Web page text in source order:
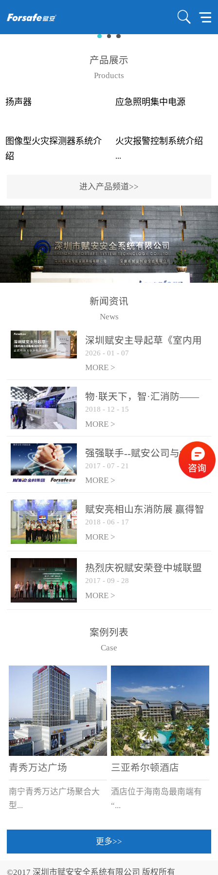
产品展示
Products
扬声器 应急照明集中电源
图像型火灾探测器系统介
绍
...
事故频发，传统的火灾探
测方法已无法满足要求。
尤其是目前众多的大型影
剧院、会议展览中心、体
育馆、大型仓库和隧道空
间等，其建筑结构特殊、
火灾隐患多。一旦发生火
传统的火灾关测器无法被
及时缺发，不能及早发现
和有效扑救火火，这不仅
力和闲难，同时也将造成
巨大的经济损失和社会影
响，基至还会造成人员伤
亡。图像型火灾探测器正
是针对这种高大空间建筑
物的消防设施、设备通过
现场图像的实时获取、预
处理和特征提取分析，实
现火焰的跟踪和识别。能
更早的进行预警，达到早
报早防的效果。 系统构
成示意图： 图像型火灾
和监控端两大部分组成。
两者之间通过以太网相
联，一台监控主机最多可
从监控主机上获取，最多
只能接6台，超过的需从现
火灾报警控制系统介绍
...
用了具有仲裁机制和冗余
校验的总线传输技术、线
路状态检测与保护技术、
后向光电感烟探测技术、
高可靠的系统抗干扰技术
等多项专利技术和专有技
警领域三十多年技术积累
和工程实践的结晶。
进入产品频道>>
新闻资讯
News
深圳赋安主导起草《室内用
光动能电池技术规程》 正式
布局光伏新能源产业
2026 - 01 - 07
MORE >
物·联天下，智·汇消防——
赋安F&S 2018上海消防展圆
满落幕
2018 - 12 - 15
MORE >
强强联手--赋安公司与金科
集团达成战略合作协议
2017 - 07 - 21
MORE >
赋安亮相山东消防展 赢得智
慧消防新荣耀
2018 - 06 - 17
MORE >
热烈庆祝赋安荣登中城联盟
联合采购战略合作平台
2017 - 09 - 28
MORE >
案例列表
Case
青秀万达广场
南宁青秀万达广场聚合大
型...
三亚希尔顿酒店
酒店位于海南岛最南端有
“...
中国的海岛天堂”之美称的
更多>>
©2017 深圳市赋安安全系统有限公司 版权所有